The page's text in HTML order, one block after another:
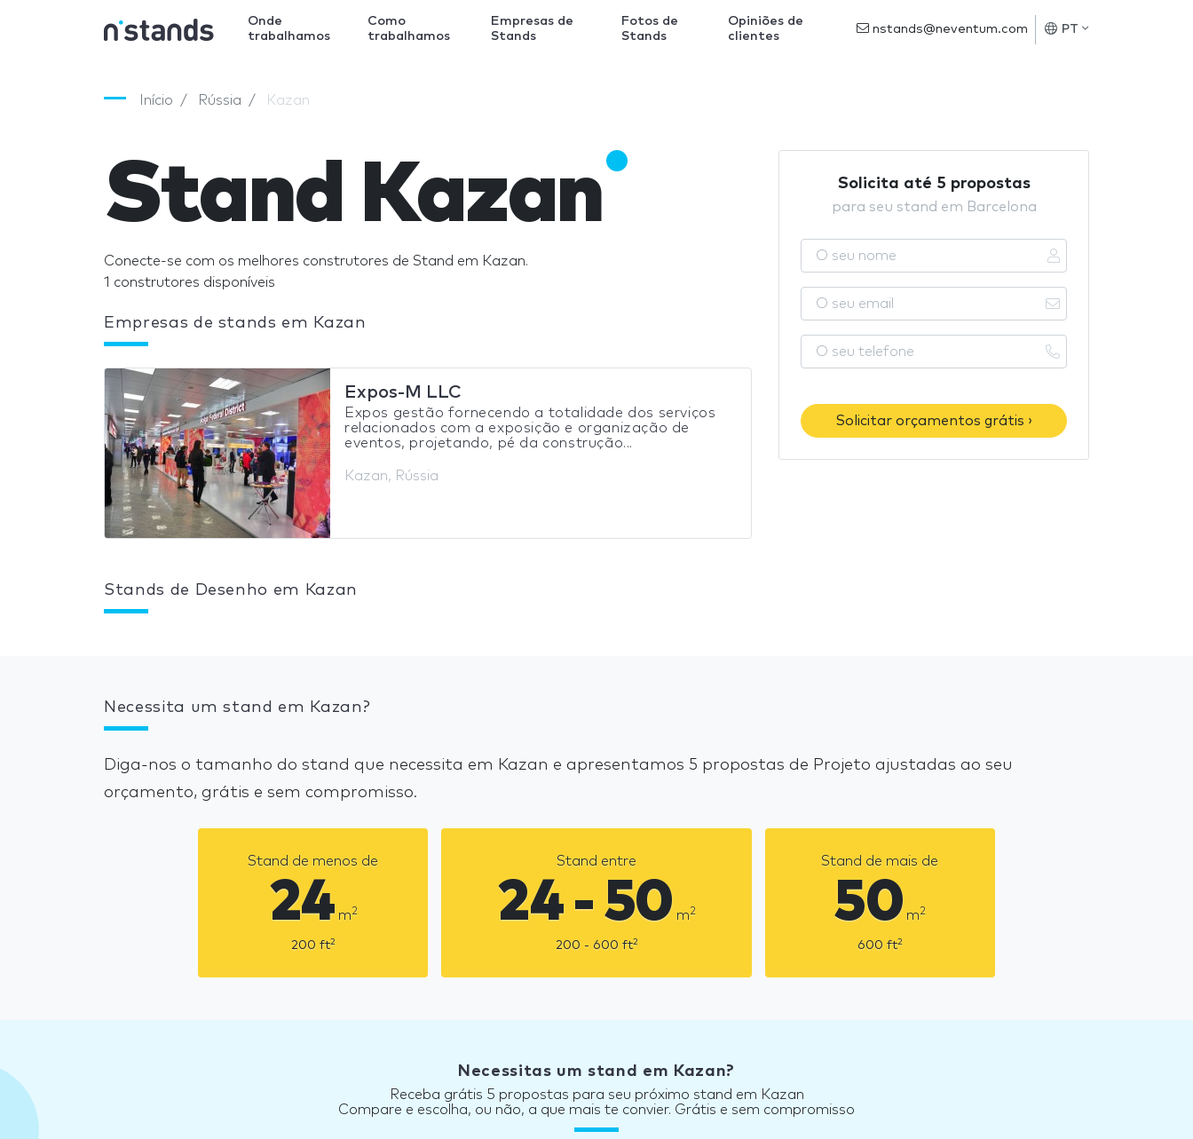
Onde
trabalhamos
Como
trabalhamos
Empresas de
Stands
Fotos de
Stands
Opiniões de
clientes
nstands@neventum.com PT
Início Rússia Kazan
Stand Kazan
Conecte-se com os melhores construtores de Stand em Kazan.
1 construtores disponíveis
Empresas de stands em Kazan
Expos-M LLC
Expos gestão fornecendo a totalidade dos serviços
relacionados com a exposição e organização de
eventos, projetando, pé da construção...
Kazan, Rússia
Solicita até 5 propostas
para seu stand em Barcelona
Solicitar orçamentos grátis ›
Stands de Desenho em Kazan
Necessita um stand em Kazan?
Diga-nos o tamanho do stand que necessita em Kazan e apresentamos 5 propostas de Projeto ajustadas ao seu
orçamento, grátis e sem compromisso.
Stand de menos de
24 m2
200 ft2
Stand entre
24 - 50 m2
200 - 600 ft2
Stand de mais de
50 m2
600 ft2
Necessitas um stand em Kazan?
Receba grátis 5 propostas para seu próximo stand em Kazan
Compare e escolha, ou não, a que mais te convier. Grátis e sem compromisso